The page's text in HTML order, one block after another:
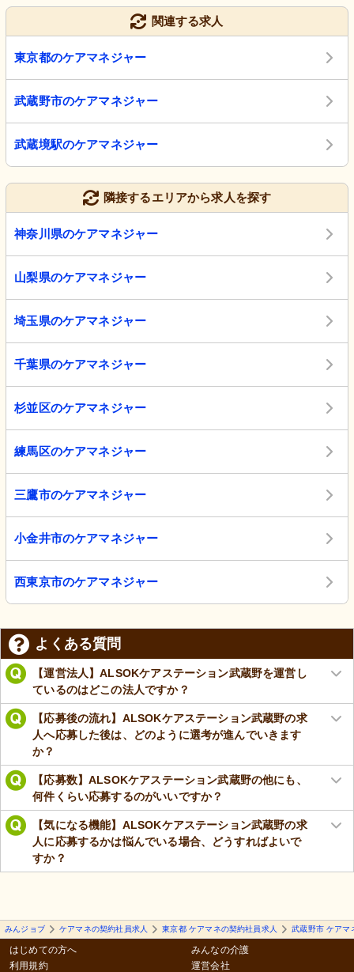
関連する求人
東京都のケアマネジャー
武蔵野市のケアマネジャー
武蔵境駅のケアマネジャー
隣接するエリアから求人を探す
神奈川県のケアマネジャー
山梨県のケアマネジャー
埼玉県のケアマネジャー
千葉県のケアマネジャー
杉並区のケアマネジャー
練馬区のケアマネジャー
三鷹市のケアマネジャー
小金井市のケアマネジャー
西東京市のケアマネジャー
よくある質問
【運営法人】ALSOKケアステーション武蔵野を運営し
ているのはどこの法人ですか？
【応募後の流れ】ALSOKケアステーション武蔵野の求
人へ応募した後は、どのように選考が進んでいきます
か？
【応募数】ALSOKケアステーション武蔵野の他にも、
何件くらい応募するのがいいですか？
【気になる機能】ALSOKケアステーション武蔵野の求
人に応募するかは悩んでいる場合、どうすればよいで
すか？
みんジョブ ケアマネの契約社員求人 東京都 ケアマネの契約社員求人 武蔵野市 ケアマ
はじめての方へ
利用規約
みんなの介護
運営会社